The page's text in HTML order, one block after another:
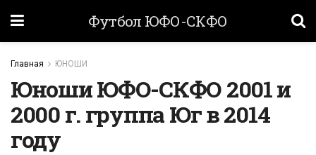
Футбол ЮФО-СКФО
Главная ЮНОШИ
Юноши ЮФО-СКФО 2001 и
2000 г. группа Юг в 2014
году